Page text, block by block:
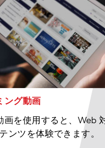
ング動画
画を使用すると、Web
ンツを体験できます。